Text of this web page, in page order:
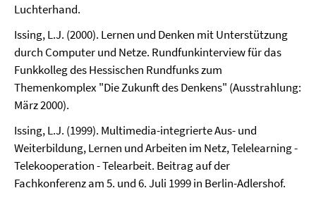
Luchterhand.
Issing, L.J. (2000). Lernen und Denken mit Unterstützung
durch Computer und Netze. Rundfunkinterview für das
Funkkolleg des Hessischen Rundfunks zum
Themenkomplex "Die Zukunft des Denkens" (Ausstrahlung:
März 2000).
Issing, L.J. (1999). Multimedia-integrierte Aus- und
Weiterbildung, Lernen und Arbeiten im Netz, Telelearning -
Telekooperation - Telearbeit. Beitrag auf der
Fachkonferenz am 5. und 6. Juli 1999 in Berlin-Adlershof.